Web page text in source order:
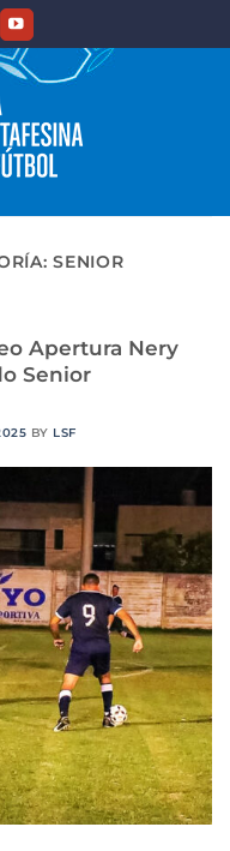
SENIOR
Apertura Nery
Senior
BY LSF